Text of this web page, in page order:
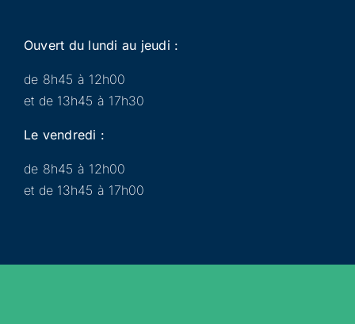
Ouvert du lundi au jeudi :
de 8h45 à 12h00
et de 13h45 à 17h30
Le vendredi :
de 8h45 à 12h00
et de 13h45 à 17h00